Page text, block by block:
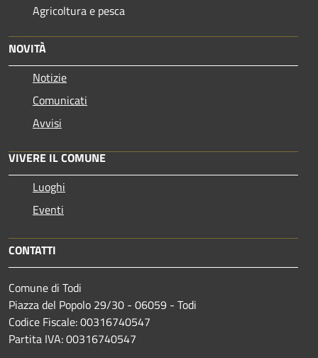
Agricoltura e pesca
NOVITÀ
Notizie
Comunicati
Avvisi
VIVERE IL COMUNE
Luoghi
Eventi
CONTATTI
Comune di Todi
Piazza del Popolo 29/30 - 06059 - Todi
Codice Fiscale: 00316740547
Partita IVA: 00316740547